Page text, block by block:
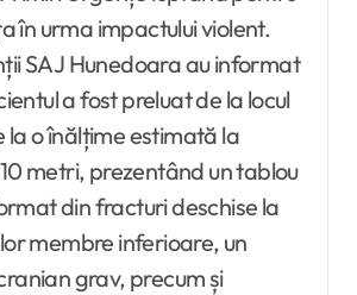
în urma impactului violent.
SAJ Hunedoara au informat
a fost preluat de la locul
la o înălțime estimată la
metri, prezentând un tablou
din fracturi deschise la
membre inferioare, un
grav, precum și